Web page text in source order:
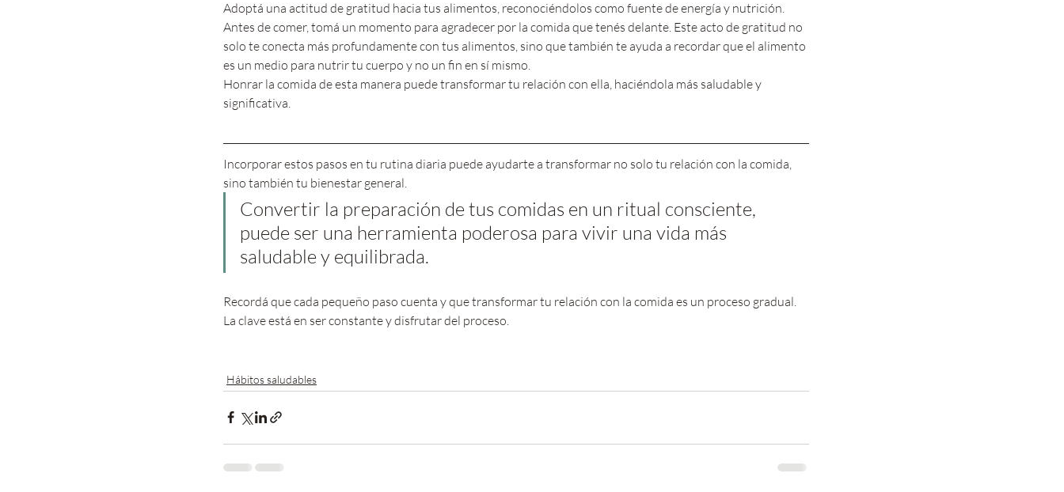
Adoptá una actitud de gratitud hacia tus alimentos, reconociéndolos como fuente de energía y nutrición.
Antes de comer, tomá un momento para agradecer por la comida que tenés delante. Este acto de gratitud no
solo te conecta más profundamente con tus alimentos, sino que también te ayuda a recordar que el alimento
es un medio para nutrir tu cuerpo y no un fin en sí mismo.
Honrar la comida de esta manera puede transformar tu relación con ella, haciéndola más saludable y
significativa.
Incorporar estos pasos en tu rutina diaria puede ayudarte a transformar no solo tu relación con la comida,
sino también tu bienestar general.
Convertir la preparación de tus comidas en un ritual consciente,
puede ser una herramienta poderosa para vivir una vida más
saludable y equilibrada.
Recordá que cada pequeño paso cuenta y que transformar tu relación con la comida es un proceso gradual.
La clave está en ser constante y disfrutar del proceso.
Hábitos saludables